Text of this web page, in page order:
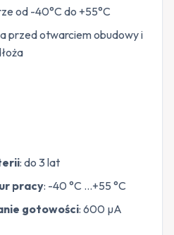
od -40°C do +55°C
przed otwarciem obudowy i
: do 3 lat
pracy: -40 °C …+55 °C
gotowości: 600 µA